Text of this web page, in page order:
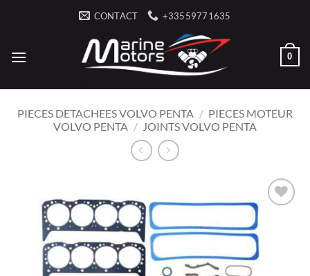
CONTACT +33559771635
0
PIECES DETACHEES VOLVO PENTA / PIECES MOTEUR
VOLVO PENTA / JOINTS VOLVO PENTA
AJOUTER
À LA
LISTE
D’ENVIES